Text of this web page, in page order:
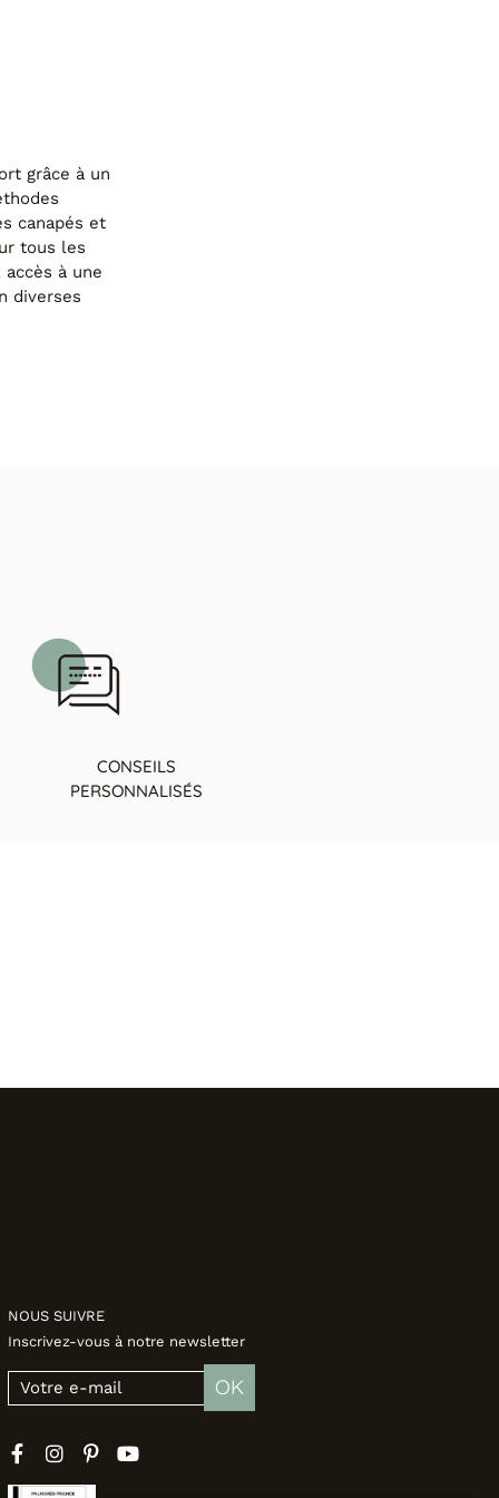
grâce à un
canapés et
tous les
à une
diverses
CONSEILS
PERSONNALISÉS
NOUS SUIVRE
Inscrivez-vous à notre newsletter
OK